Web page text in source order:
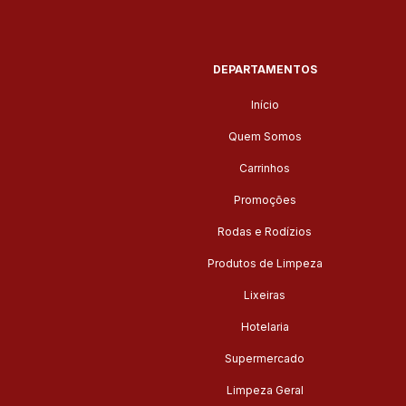
DEPARTAMENTOS
Início
Quem Somos
Carrinhos
Promoções
Rodas e Rodízios
Produtos de Limpeza
Lixeiras
Hotelaria
Supermercado
Limpeza Geral